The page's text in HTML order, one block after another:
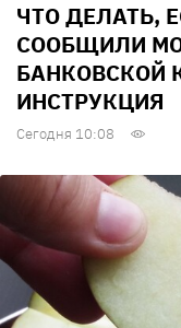
ЧТО ДЕЛАТЬ,
СООБЩИЛИ
БАНКОВСКОЙ
ИНСТРУКЦИЯ
Сегодня 10:08